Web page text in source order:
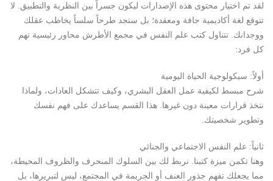
لقد تم اختيار محتوى هذه الإصدارات ليكون جسراً بين النظرية والتطبيق. لا
تتوقع لغة أكاديمية جافة ومعقدة؛ بل ستجد طرحاً سلساً يخاطب عقلك
ووجدانك. تتناول كتب علم النفس في مجمع الأطرش محاور رئيسية تهم
كل فرد:
أولاً: سيكولوجية الحياة اليومية
شرح مبسط لكيفية عمل العقل البشري، وكيف تتشكل العادات، ولماذا
نتخذ قرارات معينة دون غيرها. هذا القسم يساعدك على فهم نفسك
وتطوير شخصيتك.
ثانياً: علم النفس الاجتماعي والجنائي
وهنا تكمن ميزة كتبنا. نربط لك بين السلوك المنحرف والظروف المحيطة،
مما يجعلك تفهم جذور العنف أو الجريمة في المجتمع، ليس لتبريرها، بل